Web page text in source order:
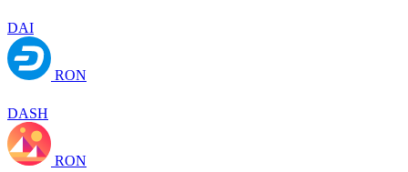
DAI
RON
DASH
RON